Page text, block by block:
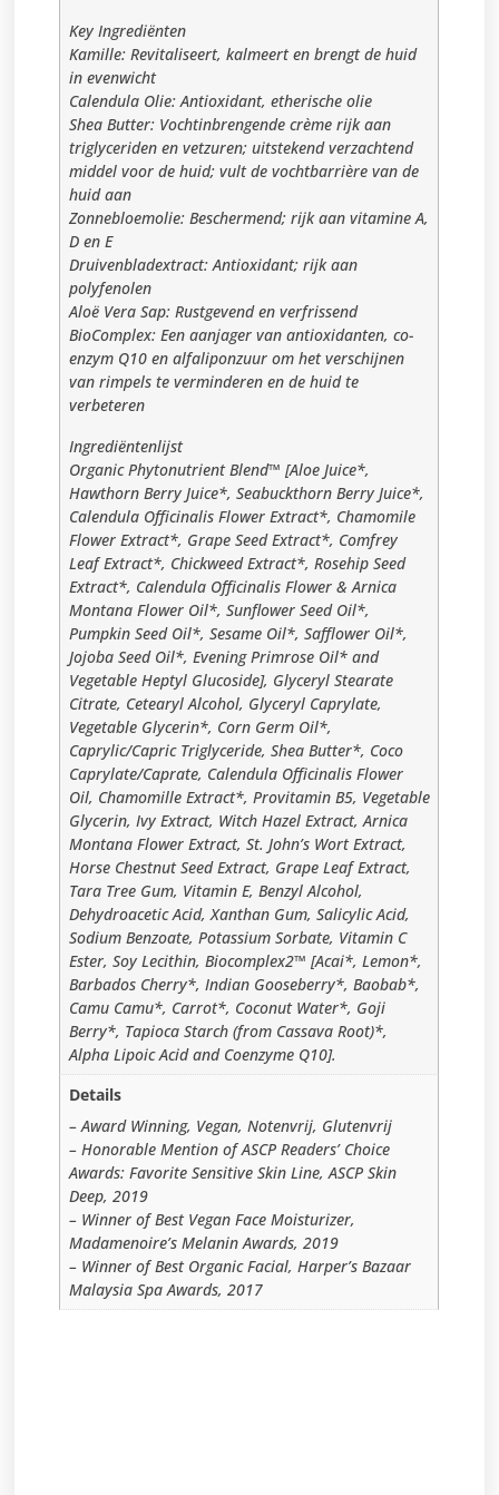
Key Ingrediënten
Kamille: Revitaliseert, kalmeert en brengt de huid
in evenwicht
Calendula Olie: Antioxidant, etherische olie
Shea Butter: Vochtinbrengende crème rijk aan
triglyceriden en vetzuren; uitstekend verzachtend
middel voor de huid; vult de vochtbarrière van de
huid aan
Zonnebloemolie: Beschermend; rijk aan vitamine A,
D en E
Druivenbladextract: Antioxidant; rijk aan
polyfenolen
Aloë Vera Sap: Rustgevend en verfrissend
BioComplex: Een aanjager van antioxidanten, co-
enzym Q10 en alfaliponzuur om het verschijnen
van rimpels te verminderen en de huid te
verbeteren
Ingrediëntenlijst
Organic Phytonutrient Blend™ [Aloe Juice*,
Hawthorn Berry Juice*, Seabuckthorn Berry Juice*,
Calendula Officinalis Flower Extract*, Chamomile
Flower Extract*, Grape Seed Extract*, Comfrey
Leaf Extract*, Chickweed Extract*, Rosehip Seed
Extract*, Calendula Officinalis Flower & Arnica
Montana Flower Oil*, Sunflower Seed Oil*,
Pumpkin Seed Oil*, Sesame Oil*, Safflower Oil*,
Jojoba Seed Oil*, Evening Primrose Oil* and
Vegetable Heptyl Glucoside], Glyceryl Stearate
Citrate, Cetearyl Alcohol, Glyceryl Caprylate,
Vegetable Glycerin*, Corn Germ Oil*,
Caprylic/Capric Triglyceride, Shea Butter*, Coco
Caprylate/Caprate, Calendula Officinalis Flower
Oil, Chamomille Extract*, Provitamin B5, Vegetable
Glycerin, Ivy Extract, Witch Hazel Extract, Arnica
Montana Flower Extract, St. John’s Wort Extract,
Horse Chestnut Seed Extract, Grape Leaf Extract,
Tara Tree Gum, Vitamin E, Benzyl Alcohol,
Dehydroacetic Acid, Xanthan Gum, Salicylic Acid,
Sodium Benzoate, Potassium Sorbate, Vitamin C
Ester, Soy Lecithin, Biocomplex2™ [Acai*, Lemon*,
Barbados Cherry*, Indian Gooseberry*, Baobab*,
Camu Camu*, Carrot*, Coconut Water*, Goji
Berry*, Tapioca Starch (from Cassava Root)*,
Alpha Lipoic Acid and Coenzyme Q10].
Details
– Award Winning, Vegan, Notenvrij, Glutenvrij
– Honorable Mention of ASCP Readers’ Choice
Awards: Favorite Sensitive Skin Line, ASCP Skin
Deep, 2019
– Winner of Best Vegan Face Moisturizer,
Madamenoire’s Melanin Awards, 2019
– Winner of Best Organic Facial, Harper’s Bazaar
Malaysia Spa Awards, 2017